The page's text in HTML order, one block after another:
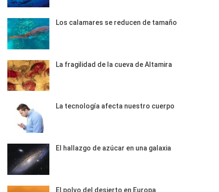
Los calamares se reducen de tamaño
La fragilidad de la cueva de Altamira
La tecnología afecta nuestro cuerpo
El hallazgo de azúcar en una galaxia
El polvo del desierto en Europa